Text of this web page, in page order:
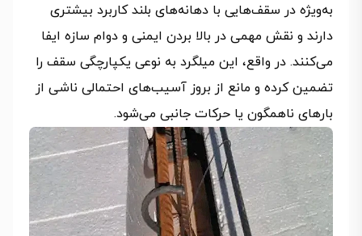
به‌ویژه در سقف‌هایی با دهانه‌های بلند کاربرد بیشتری
دارند و نقش مهمی در بالا بردن ایمنی و دوام سازه ایفا
می‌کنند. در واقع، این میلگرد به نوعی یکپارچگی سقف را
تضمین کرده و مانع از بروز آسیب‌های احتمالی ناشی از
بارهای ناهمگون یا حرکات جانبی می‌شود.